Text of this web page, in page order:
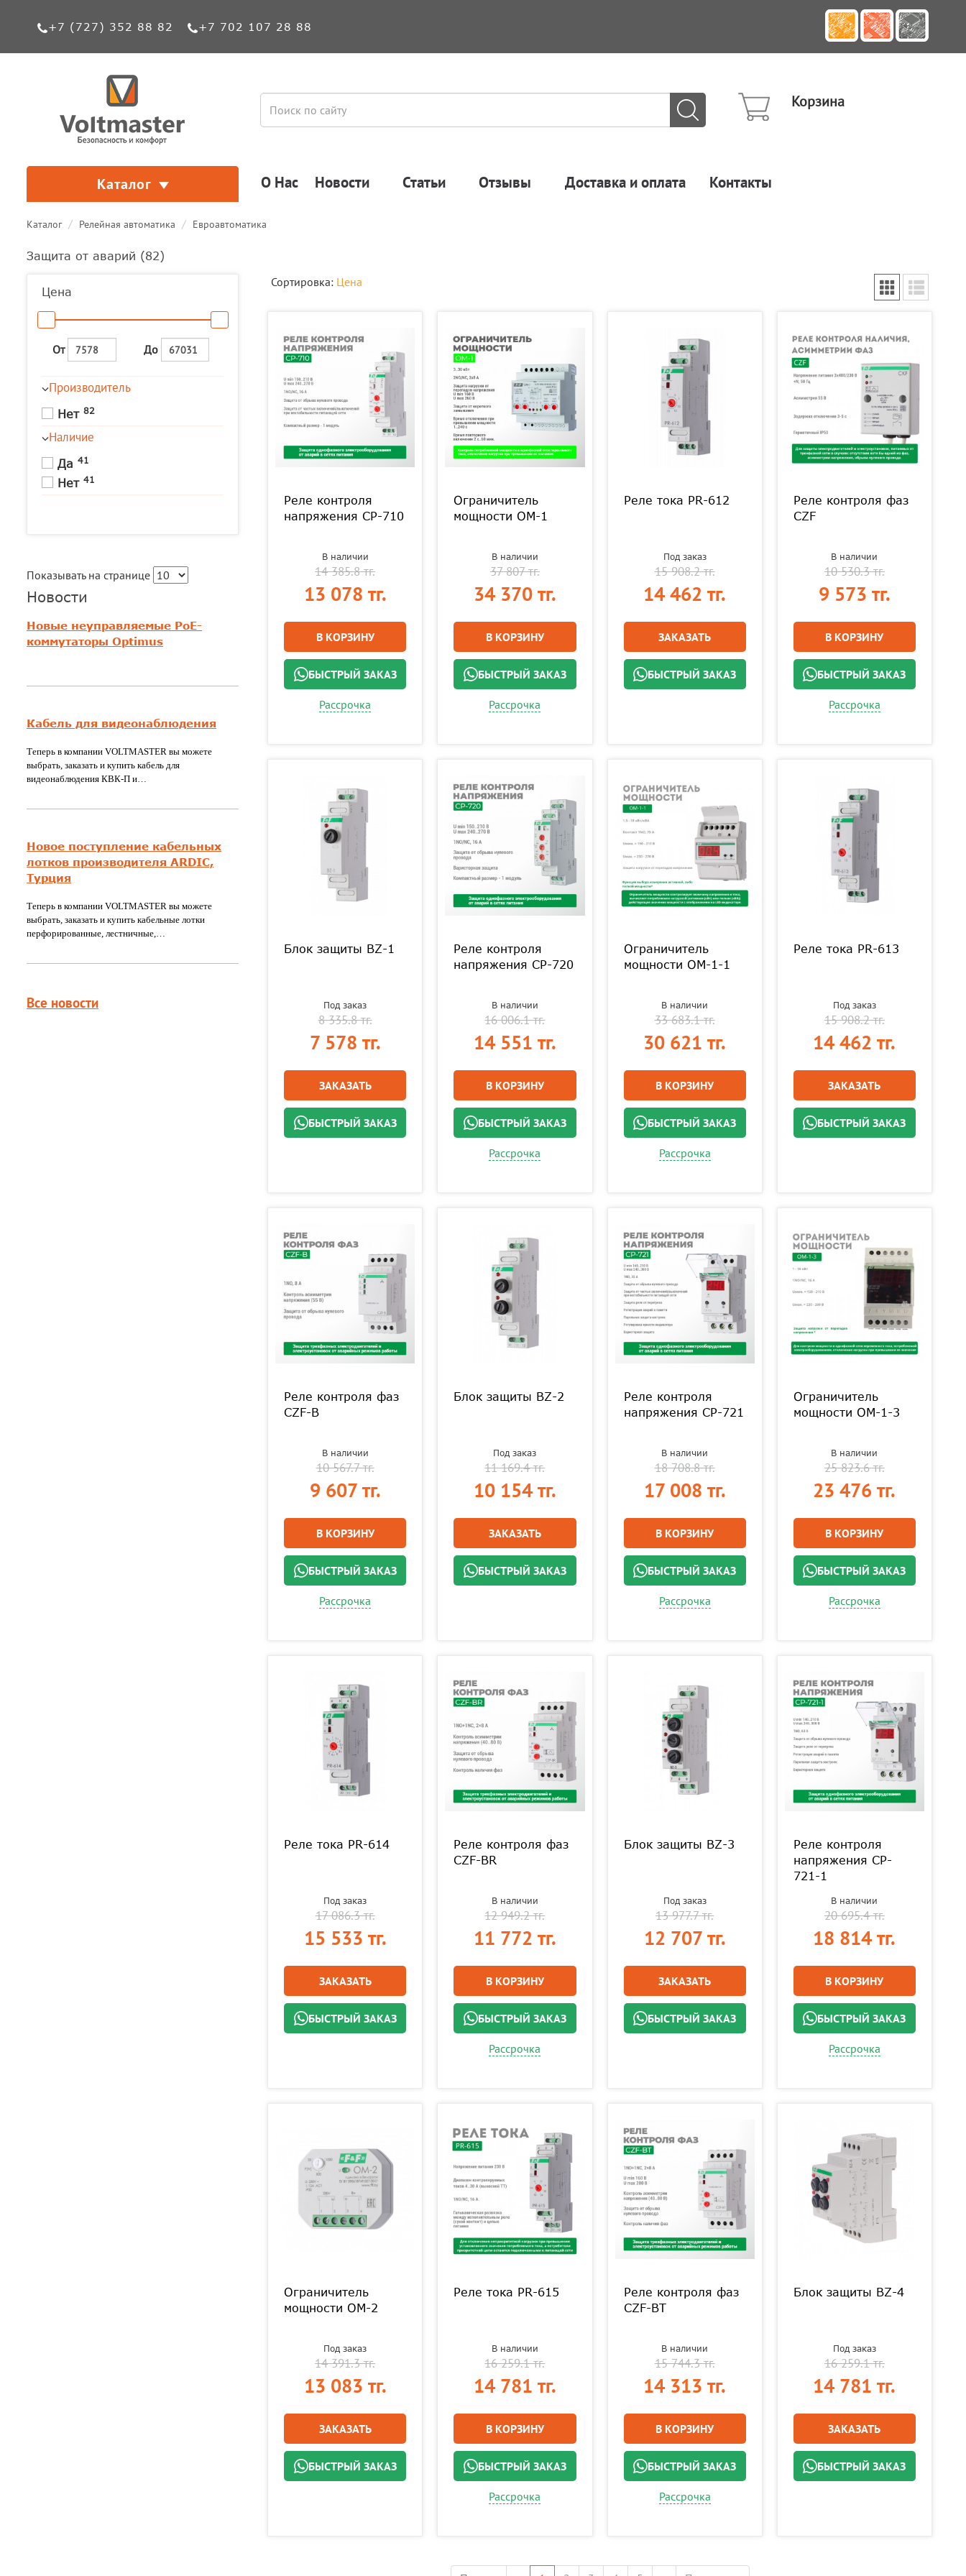
+7 (727) 352 88 82 +7 702 107 28 88
Корзина
Каталог О Нас Новости Статьи Отзывы Доставка и оплата Контакты
Каталог Релейная автоматика Евроавтоматика
Защита от аварий (82)
Цена
От До
Производитель
Нет 82
Наличие
Да 41
Нет 41
Показывать на странице
Новости
Новые неуправляемые PoE-
коммутаторы Optimus
Кабель для видеонаблюдения
Теперь в компании VOLTMASTER вы можете
выбрать, заказать и купить кабель для
видеонаблюдения КВК-П и…
Новое поступление кабельных
лотков производителя ARDIC,
Турция
Теперь в компании VOLTMASTER вы можете
выбрать, заказать и купить кабельные лотки
перфорированные, лестничные,…
Все новости
Сортировка: Цена
Реле контроля
напряжения CP-710
В наличии
14 385.8 тг.
13 078 тг.
В КОРЗИНУ
БЫСТРЫЙ ЗАКАЗ
Рассрочка
Ограничитель
мощности ОМ-1
В наличии
37 807 тг.
34 370 тг.
В КОРЗИНУ
БЫСТРЫЙ ЗАКАЗ
Рассрочка
Реле тока PR-612
Под заказ
15 908.2 тг.
14 462 тг.
ЗАКАЗАТЬ
БЫСТРЫЙ ЗАКАЗ
Реле контроля фаз
CZF
В наличии
10 530.3 тг.
9 573 тг.
В КОРЗИНУ
БЫСТРЫЙ ЗАКАЗ
Рассрочка
Блок защиты BZ-1
Под заказ
8 335.8 тг.
7 578 тг.
ЗАКАЗАТЬ
БЫСТРЫЙ ЗАКАЗ
Реле контроля
напряжения CP-720
В наличии
16 006.1 тг.
14 551 тг.
В КОРЗИНУ
БЫСТРЫЙ ЗАКАЗ
Рассрочка
Ограничитель
мощности ОМ-1-1
В наличии
33 683.1 тг.
30 621 тг.
В КОРЗИНУ
БЫСТРЫЙ ЗАКАЗ
Рассрочка
Реле тока PR-613
Под заказ
15 908.2 тг.
14 462 тг.
ЗАКАЗАТЬ
БЫСТРЫЙ ЗАКАЗ
Реле контроля фаз
CZF-B
В наличии
10 567.7 тг.
9 607 тг.
В КОРЗИНУ
БЫСТРЫЙ ЗАКАЗ
Рассрочка
Блок защиты BZ-2
Под заказ
11 169.4 тг.
10 154 тг.
ЗАКАЗАТЬ
БЫСТРЫЙ ЗАКАЗ
Реле контроля
напряжения CP-721
В наличии
18 708.8 тг.
17 008 тг.
В КОРЗИНУ
БЫСТРЫЙ ЗАКАЗ
Рассрочка
Ограничитель
мощности ОМ-1-3
В наличии
25 823.6 тг.
23 476 тг.
В КОРЗИНУ
БЫСТРЫЙ ЗАКАЗ
Рассрочка
Реле тока PR-614
Под заказ
17 086.3 тг.
15 533 тг.
ЗАКАЗАТЬ
БЫСТРЫЙ ЗАКАЗ
Реле контроля фаз
CZF-BR
В наличии
12 949.2 тг.
11 772 тг.
В КОРЗИНУ
БЫСТРЫЙ ЗАКАЗ
Рассрочка
Блок защиты BZ-3
Под заказ
13 977.7 тг.
12 707 тг.
ЗАКАЗАТЬ
БЫСТРЫЙ ЗАКАЗ
Реле контроля
напряжения CP-
721-1
В наличии
20 695.4 тг.
18 814 тг.
В КОРЗИНУ
БЫСТРЫЙ ЗАКАЗ
Рассрочка
Ограничитель
мощности OM-2
Под заказ
14 391.3 тг.
13 083 тг.
ЗАКАЗАТЬ
БЫСТРЫЙ ЗАКАЗ
Реле тока PR-615
В наличии
16 259.1 тг.
14 781 тг.
В КОРЗИНУ
БЫСТРЫЙ ЗАКАЗ
Рассрочка
Реле контроля фаз
CZF-BT
В наличии
15 744.3 тг.
14 313 тг.
В КОРЗИНУ
БЫСТРЫЙ ЗАКАЗ
Рассрочка
Блок защиты BZ-4
Под заказ
16 259.1 тг.
14 781 тг.
ЗАКАЗАТЬ
БЫСТРЫЙ ЗАКАЗ